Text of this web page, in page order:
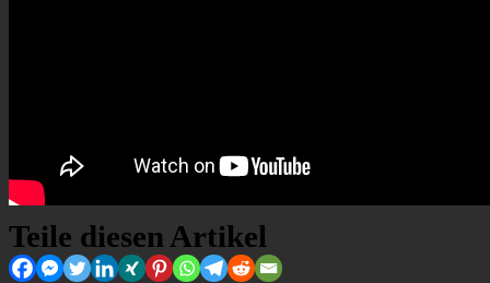
Teile diesen Artikel